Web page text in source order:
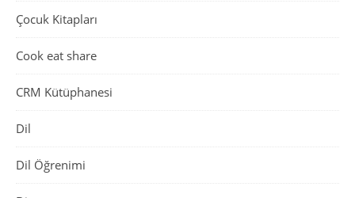
Çocuk Kitapları
Cook eat share
CRM Kütüphanesi
Dil
Dil Öğrenimi